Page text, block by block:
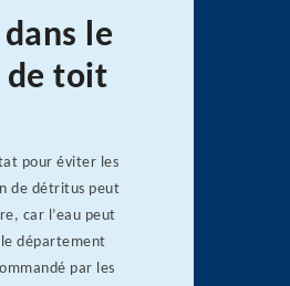
le
de toit
pour éviter les
de détritus peut
car l’eau peut
département
par les